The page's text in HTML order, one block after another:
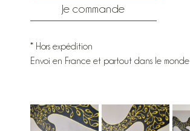
Je commande
* Hors expédition
Envoi en France et partout dans le monde